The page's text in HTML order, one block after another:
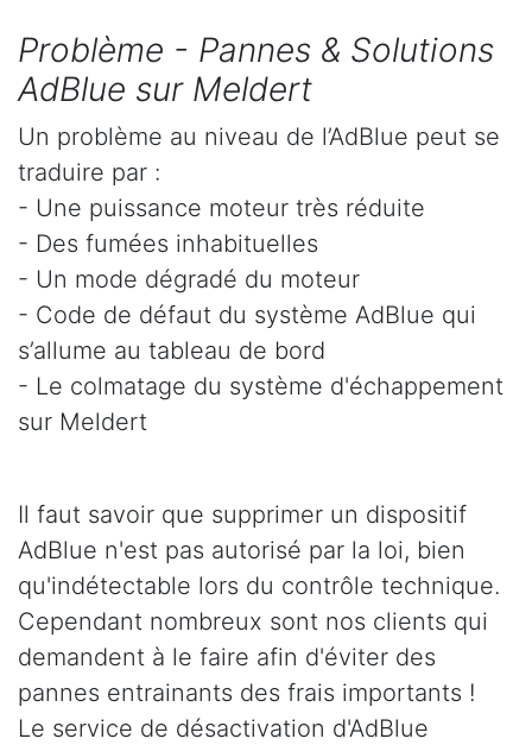
Problème - Pannes & Solutions
AdBlue sur Meldert
Un problème au niveau de l’AdBlue peut se
traduire par :
- Une puissance moteur très réduite
- Des fumées inhabituelles
- Un mode dégradé du moteur
- Code de défaut du système AdBlue qui
s’allume au tableau de bord
- Le colmatage du système d'échappement
sur Meldert
Il faut savoir que supprimer un dispositif
AdBlue n'est pas autorisé par la loi, bien
qu'indétectable lors du contrôle technique.
Cependant nombreux sont nos clients qui
demandent à le faire afin d'éviter des
pannes entrainants des frais importants !
Le service de désactivation d'AdBlue